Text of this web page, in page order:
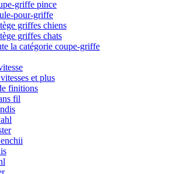
griffe pince
pour-griffe
griffes chiens
griffes chats
la catégorie coupe-griffe
et plus
finitions
fil